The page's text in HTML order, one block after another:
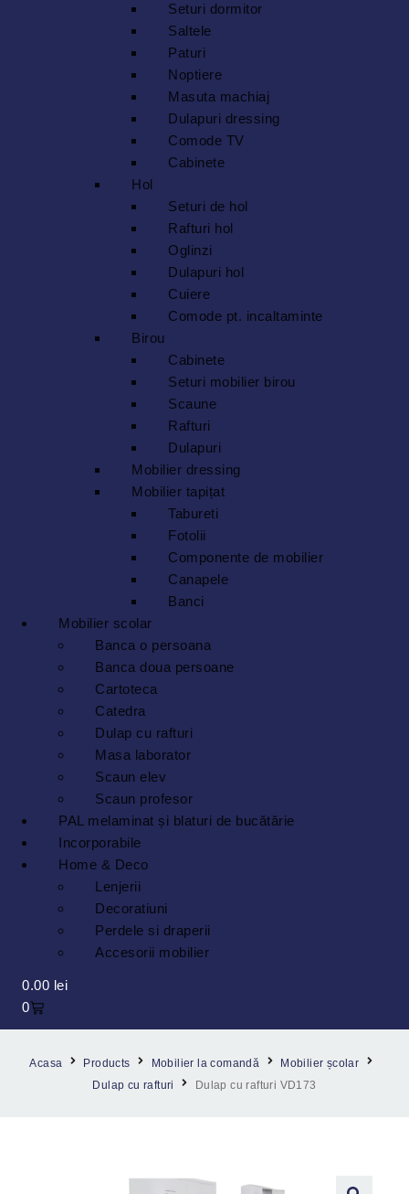
Seturi dormitor
Saltele
Paturi
Noptiere
Masuta machiaj
Dulapuri dressing
Comode TV
Cabinete
Hol
Seturi de hol
Rafturi hol
Oglinzi
Dulapuri hol
Cuiere
Comode pt. incaltaminte
Birou
Cabinete
Seturi mobilier birou
Scaune
Rafturi
Dulapuri
Mobilier dressing
Mobilier tapițat
Tabureti
Fotolii
Componente de mobilier
Canapele
Banci
Mobilier scolar
Banca o persoana
Banca doua persoane
Cartoteca
Catedra
Dulap cu rafturi
Masa laborator
Scaun elev
Scaun profesor
PAL melaminat și blaturi de bucătărie
Incorporabile
Home & Deco
Lenjerii
Decoratiuni
Perdele si draperii
Accesorii mobilier
0.00 lei
0
Acasa Products Mobilier la comandă
Mobilier școlar
Dulap cu rafturi
Dulap cu rafturi VD173